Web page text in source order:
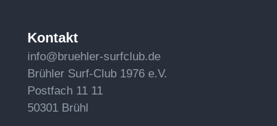
Kontakt
info@bruehler-surfclub.de
Brühler Surf-Club 1976 e.V.
Postfach 11 11
50301 Brühl